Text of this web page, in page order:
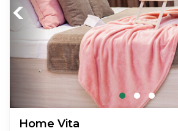
Previous
Home Vita